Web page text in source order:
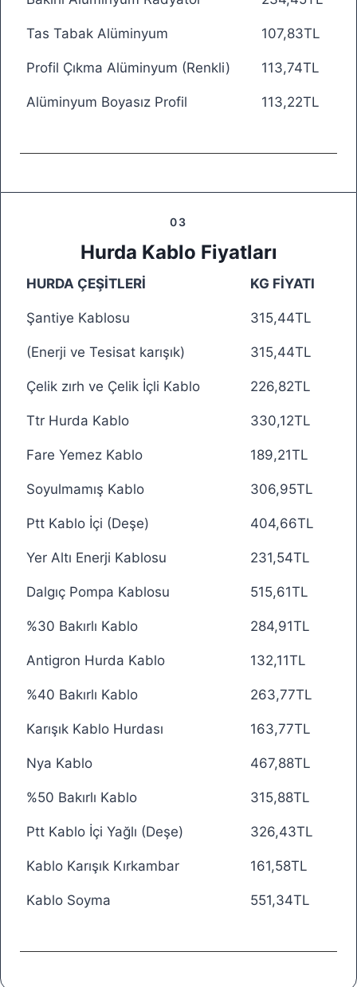
Tas Tabak Alüminyum 107,83TL
Profil Çıkma Alüminyum (Renkli) 113,74TL
Alüminyum Boyasız Profil 113,22TL
03
Hurda Kablo Fiyatları
HURDA ÇEŞİTLERİ KG FİYATI
Şantiye Kablosu 315,44TL
(Enerji ve Tesisat karışık) 315,44TL
Çelik zırh ve Çelik İçli Kablo 226,82TL
Ttr Hurda Kablo 330,12TL
Fare Yemez Kablo 189,21TL
Soyulmamış Kablo 306,95TL
Ptt Kablo İçi (Deşe) 404,66TL
Yer Altı Enerji Kablosu 231,54TL
Dalgıç Pompa Kablosu 515,61TL
%30 Bakırlı Kablo 284,91TL
Antigron Hurda Kablo 132,11TL
%40 Bakırlı Kablo 263,77TL
Karışık Kablo Hurdası 163,77TL
Nya Kablo 467,88TL
%50 Bakırlı Kablo 315,88TL
Ptt Kablo İçi Yağlı (Deşe) 326,43TL
Kablo Karışık Kırkambar 161,58TL
Kablo Soyma 551,34TL